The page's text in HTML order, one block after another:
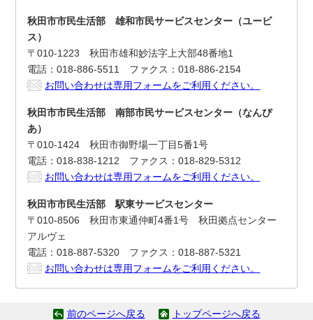
秋田市市民生活部 雄和市民サービスセンター（ユービ
ス）
〒010-1223 秋田市雄和妙法字上大部48番地1
電話：018-886-5511 ファクス：018-886-2154
お問い合わせは専用フォームをご利用ください。
秋田市市民生活部 南部市民サービスセンター（なんぴ
あ）
〒010-1424 秋田市御野場一丁目5番1号
電話：018-838-1212 ファクス：018-829-5312
お問い合わせは専用フォームをご利用ください。
秋田市市民生活部 駅東サービスセンター
〒010-8506 秋田市東通仲町4番1号 秋田拠点センター
アルヴェ
電話：018-887-5320 ファクス：018-887-5321
お問い合わせは専用フォームをご利用ください。
前のページへ戻る トップページへ戻る